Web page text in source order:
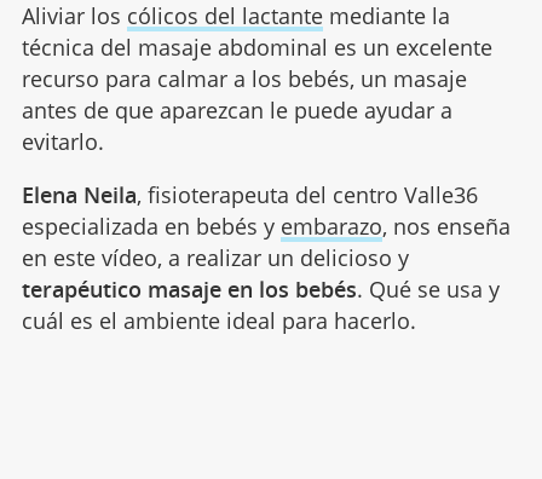
Aliviar los cólicos del lactantemediante la
técnica del masaje abdominal es un excelente
recurso para calmar a los bebés, un masaje
antes de que aparezcan le puede ayudar a
evitarlo.
Elena Neila, fisioterapeuta del centro Valle36
especializada en bebés y embarazo, nos enseña
en este vídeo, a realizar un delicioso y
terapéutico masaje en los bebés. Qué se usa y
cuál es el ambiente ideal para hacerlo.